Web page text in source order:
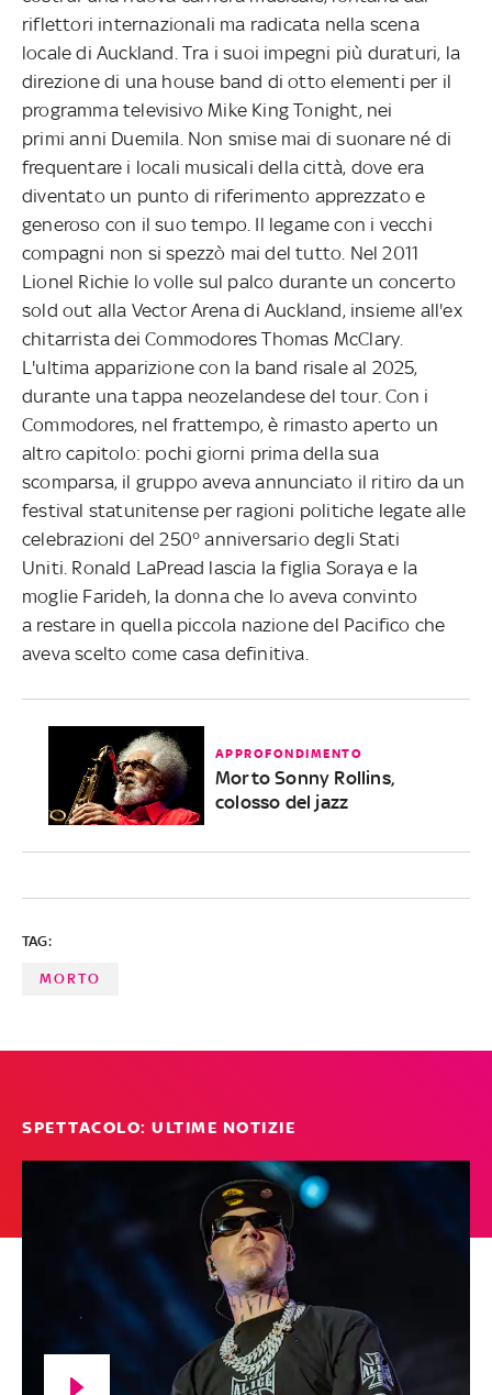
riflettori internazionali ma radicata nella scena
locale di Auckland. Tra i suoi impegni più duraturi, la
direzione di una house band di otto elementi per il
programma televisivo Mike King Tonight, nei
primi anni Duemila. Non smise mai di suonare né di
frequentare i locali musicali della città, dove era
diventato un punto di riferimento apprezzato e
generoso con il suo tempo. Il legame con i vecchi
compagni non si spezzò mai del tutto. Nel 2011
Lionel Richie lo volle sul palco durante un concerto
sold out alla Vector Arena di Auckland, insieme all'ex
chitarrista dei Commodores Thomas McClary.
L'ultima apparizione con la band risale al 2025,
durante una tappa neozelandese del tour. Con i
Commodores, nel frattempo, è rimasto aperto un
altro capitolo: pochi giorni prima della sua
scomparsa, il gruppo aveva annunciato il ritiro da un
festival statunitense per ragioni politiche legate alle
celebrazioni del 250° anniversario degli Stati
Uniti. Ronald LaPread lascia la figlia Soraya e la
moglie Farideh, la donna che lo aveva convinto
a restare in quella piccola nazione del Pacifico che
aveva scelto come casa definitiva.
APPROFONDIMENTO
Morto Sonny Rollins,
colosso del jazz
TAG:
MORTO
SPETTACOLO: ULTIME NOTIZIE